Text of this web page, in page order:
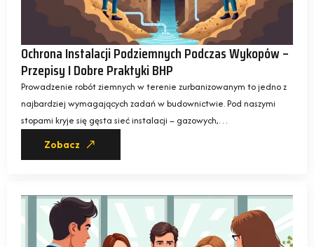
Ochrona Instalacji Podziemnych Podczas Wykopów –
Przepisy I Dobre Praktyki BHP
Prowadzenie robót ziemnych w terenie zurbanizowanym to jedno z
najbardziej wymagających zadań w budownictwie. Pod naszymi
stopami kryje się gęsta sieć instalacji – gazowych,…
Zobacz